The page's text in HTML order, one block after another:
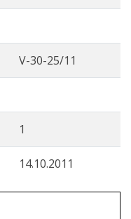
V-30-25/11
1
14.10.2011